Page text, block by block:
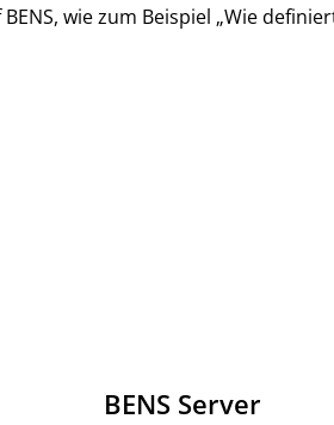
wie zum Beispiel „Wie
BENS Server